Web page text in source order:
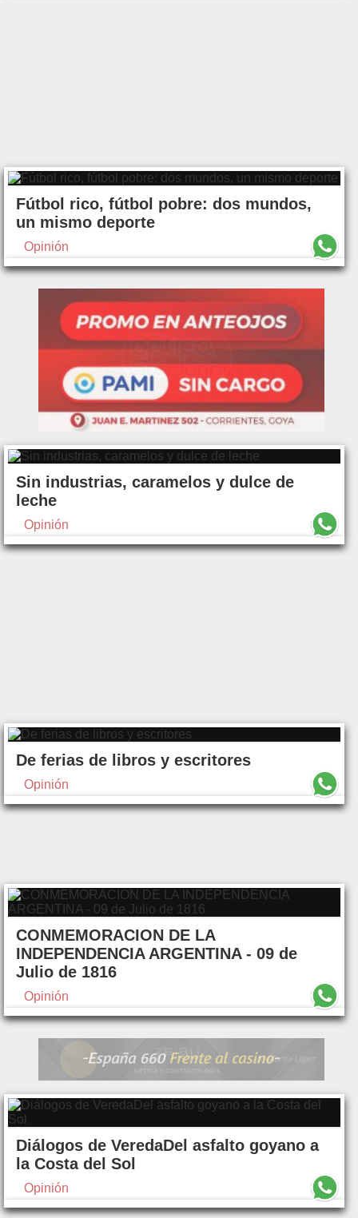
Fútbol rico, fútbol pobre: dos mundos,
un mismo deporte
Opinión
Sin industrias, caramelos y dulce de
leche
Opinión
De ferias de libros y escritores
Opinión
CONMEMORACION DE LA
INDEPENDENCIA ARGENTINA - 09 de
Julio de 1816
Opinión
Diálogos de VeredaDel asfalto goyano a
la Costa del Sol
Opinión